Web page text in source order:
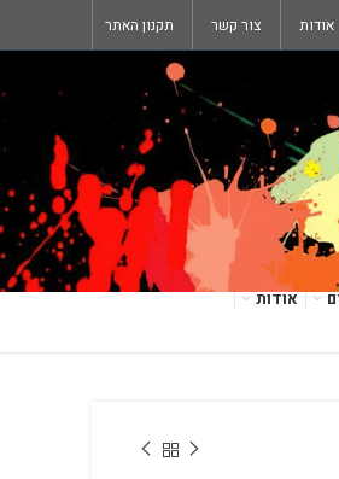
אודות צור קשר תקנון האתר
אודות